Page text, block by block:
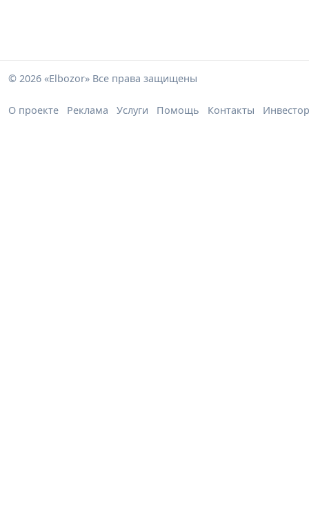
© 2026 «Elbozor» Все права защищены
О проекте Реклама Услуги Помощь Контакты